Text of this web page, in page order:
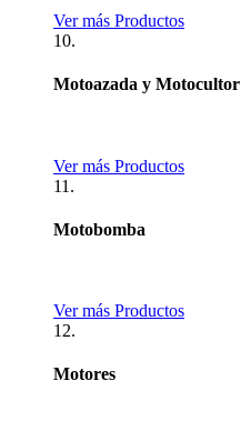
Ver más Productos
10.
Motoazada y Motocultor
Ver más Productos
11.
Motobomba
Ver más Productos
12.
Motores